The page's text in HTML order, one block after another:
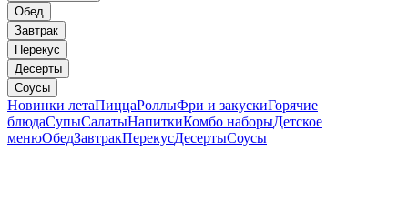
Обед
Завтрак
Перекус
Десерты
Соусы
Новинки летаПиццаРоллыФри и закускиГорячие
блюдаСупыСалатыНапиткиКомбо наборыДетское
менюОбедЗавтракПерекусДесертыСоусы